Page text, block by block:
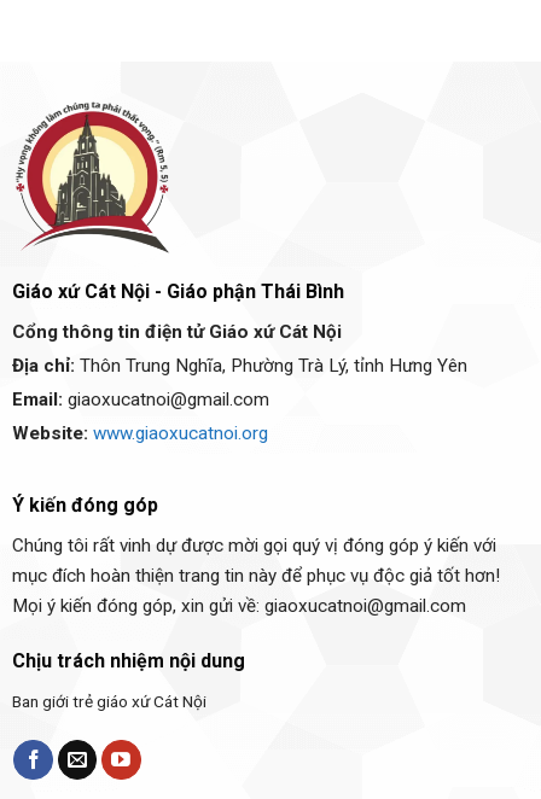
Giáo xứ Cát Nội - Giáo phận Thái Bình
Cổng thông tin điện tử Giáo xứ Cát Nội
Địa chỉ: Thôn Trung Nghĩa, Phường Trà Lý, tỉnh Hưng Yên
Email: giaoxucatnoi@gmail.com
Website: www.giaoxucatnoi.org
Ý kiến đóng góp
Chúng tôi rất vinh dự được mời gọi quý vị đóng góp ý kiến với
mục đích hoàn thiện trang tin này để phục vụ độc giả tốt hơn!
Mọi ý kiến đóng góp, xin gửi về: giaoxucatnoi@gmail.com
Chịu trách nhiệm nội dung
Ban giới trẻ giáo xứ Cát Nội